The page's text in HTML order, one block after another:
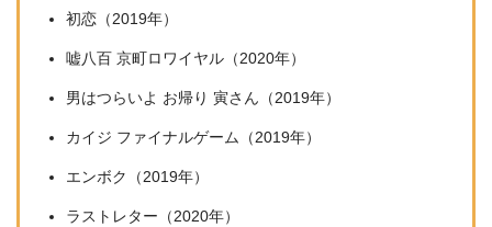
初恋（2019年）
嘘八百 京町ロワイヤル（2020年）
男はつらいよ お帰り 寅さん（2019年）
カイジ ファイナルゲーム（2019年）
エンボク（2019年）
ラストレター（2020年）